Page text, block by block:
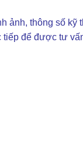
ảnh, thông số kỹ
tiếp để được tư